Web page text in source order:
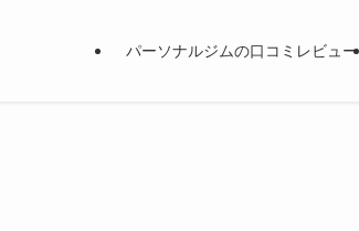
パーソナルジムの口コミレビュー